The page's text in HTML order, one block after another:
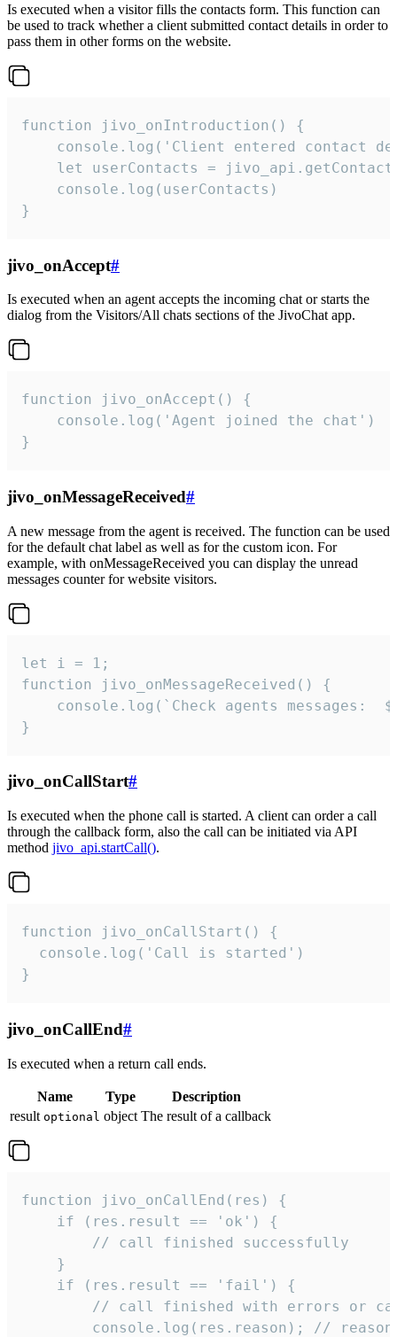
Is executed when a visitor fills the contacts form. This function can
be used to track whether a client submitted contact details in order to
pass them in other forms on the website.
function jivo_onIntroduction() {
console.log('Client entered contact
let userContacts =
    console.log(userContacts)
}
jivo_onAccept#
Is executed when an agent accepts the incoming chat or starts the
dialog from the Visitors/All chats sections of the JivoChat app.
function jivo_onAccept() {
}
jivo_onMessageReceived#
A new message from the agent is received. The function can be used
for the default chat label as well as for the custom icon. For
example, with onMessageReceived you can display the unread
messages counter for website visitors.
let i = 1;
function jivo_onMessageReceived() {
}
jivo_onCallStart#
Is executed when the phone call is started. A client can order a call
through the callback form, also the call can be initiated via API
method jivo_api.startCall().
function jivo_onCallStart() {
  console.log('Call is started')
}
jivo_onCallEnd#
Is executed when a return call ends.
Name Type
Description
result optional object The result of a callback
function jivo_onCallEnd(res) {
    if (res.result == 'ok') {
        // call finished successfully
    }
    if (res.result == 'fail') {
// call finished with errors or
console.log(res.reason); //